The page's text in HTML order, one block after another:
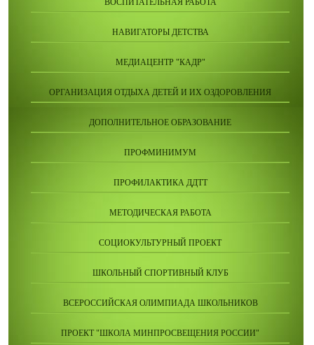
ВОСПИТАТЕЛЬНАЯ РАБОТА
НАВИГАТОРЫ ДЕТСТВА
МЕДИАЦЕНТР "КАДР"
ОРГАНИЗАЦИЯ ОТДЫХА ДЕТЕЙ И ИХ ОЗДОРОВЛЕНИЯ
ДОПОЛНИТЕЛЬНОЕ ОБРАЗОВАНИЕ
ПРОФМИНИМУМ
ПРОФИЛАКТИКА ДДТТ
МЕТОДИЧЕСКАЯ РАБОТА
СОЦИОКУЛЬТУРНЫЙ ПРОЕКТ
ШКОЛЬНЫЙ СПОРТИВНЫЙ КЛУБ
ВСЕРОССИЙСКАЯ ОЛИМПИАДА ШКОЛЬНИКОВ
ПРОЕКТ "ШКОЛА МИНПРОСВЕЩЕНИЯ РОССИИ"